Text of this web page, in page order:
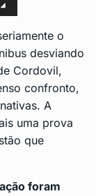
o
desviando
Cordovil,
confronto,
A
uma prova
que
foram